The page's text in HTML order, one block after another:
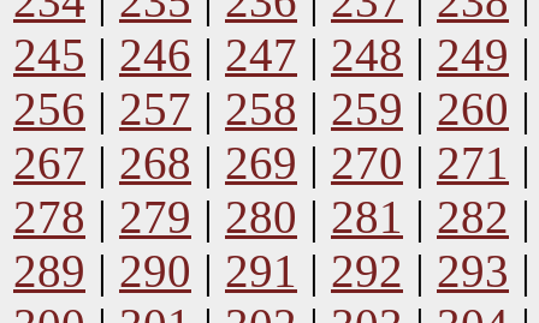
245 | 246 | 247 | 248 | 249
256 | 257 | 258 | 259 | 260
267 | 268 | 269 | 270 | 271
278 | 279 | 280 | 281 | 282
289 | 290 | 291 | 292 | 293